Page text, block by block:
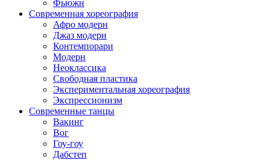
Фьюжн
Современная хореография
Афро модерн
Джаз модерн
Контемпорари
Модерн
Неоклассика
Свободная пластика
Экспериментальная хореография
Экспрессионизм
Современные танцы
Вакинг
Вог
Гоу-гоу
Дабстеп